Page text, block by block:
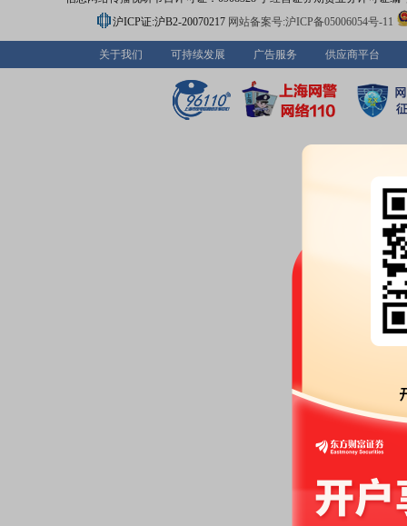
沪ICP证:沪B2-20070217 网站备案号:沪ICP备05006054号-11
关于我们 可持续发展 广告服务 供应商平台